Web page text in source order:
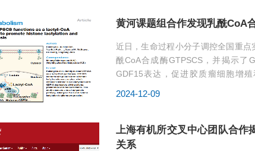
黄河课题组合作发现乳酰CoA
近日，生命过程小分子调控全国重
酰CoA合成酶GTPSCS，并揭示了
GDF15表达，促进胶质瘤细胞增
2024-12-09
上海有机所交叉中心团队合作
关系